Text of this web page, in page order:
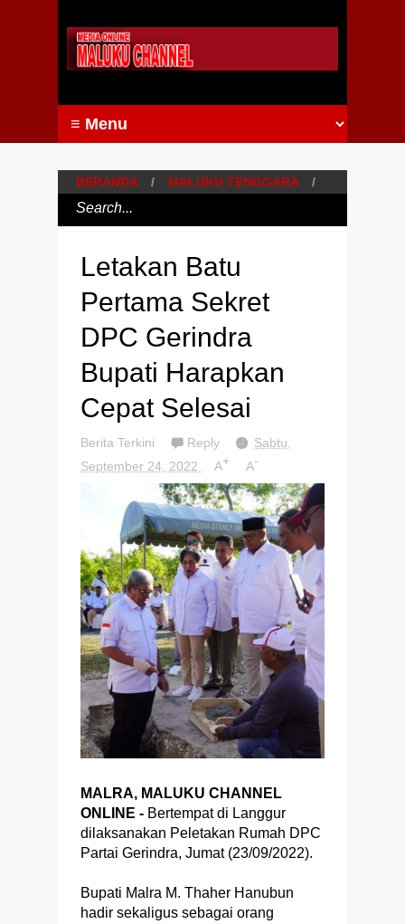
BERANDA / MALUKU TENGGARA /
Letakan Batu
Pertama Sekret
DPC Gerindra
Bupati Harapkan
Cepat Selesai
Berita Terkini Reply
Sabtu,
September 24, 2022
A+ A-
MALRA, MALUKU CHANNEL
ONLINE - Bertempat di Langgur
dilaksanakan Peletakan Rumah DPC
Partai Gerindra, Jumat (23/09/2022).
Bupati Malra M. Thaher Hanubun
hadir sekaligus sebagai orang